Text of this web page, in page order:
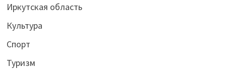
Иркутская область
Культура
Спорт
Туризм